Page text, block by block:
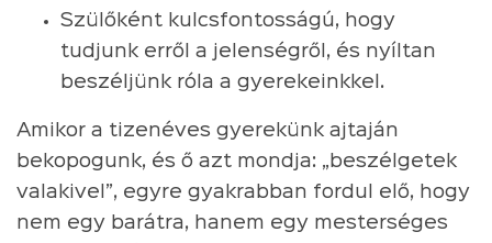
Szülőként kulcsfontosságú, hogy
tudjunk erről a jelenségről, és nyíltan
beszéljünk róla a gyerekeinkkel.
Amikor a tizenéves gyerekünk ajtaján
bekopogunk, és ő azt mondja: „beszélgetek
valakivel”, egyre gyakrabban fordul elő, hogy
nem egy barátra, hanem egy mesterséges